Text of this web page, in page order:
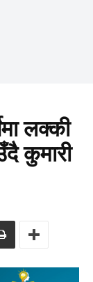
लक्की
कुमारी